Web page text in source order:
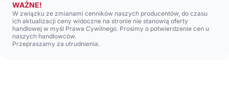
WAŻNE!
W związku ze zmianami cenników naszych producentów, do czasu
ich aktualizacji ceny widoczne na stronie nie stanowią oferty
handlowej w myśl Prawa Cywilnego. Prosimy o potwierdzenie cen u
naszych handlowców.
Przepraszamy za utrudnienia.